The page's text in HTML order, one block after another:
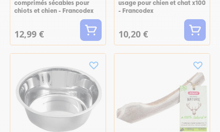
comprimés sécables pour
chiots et chien - Francodex
12,99 €
usage pour chien et chat x100
- Francodex
10,20 €